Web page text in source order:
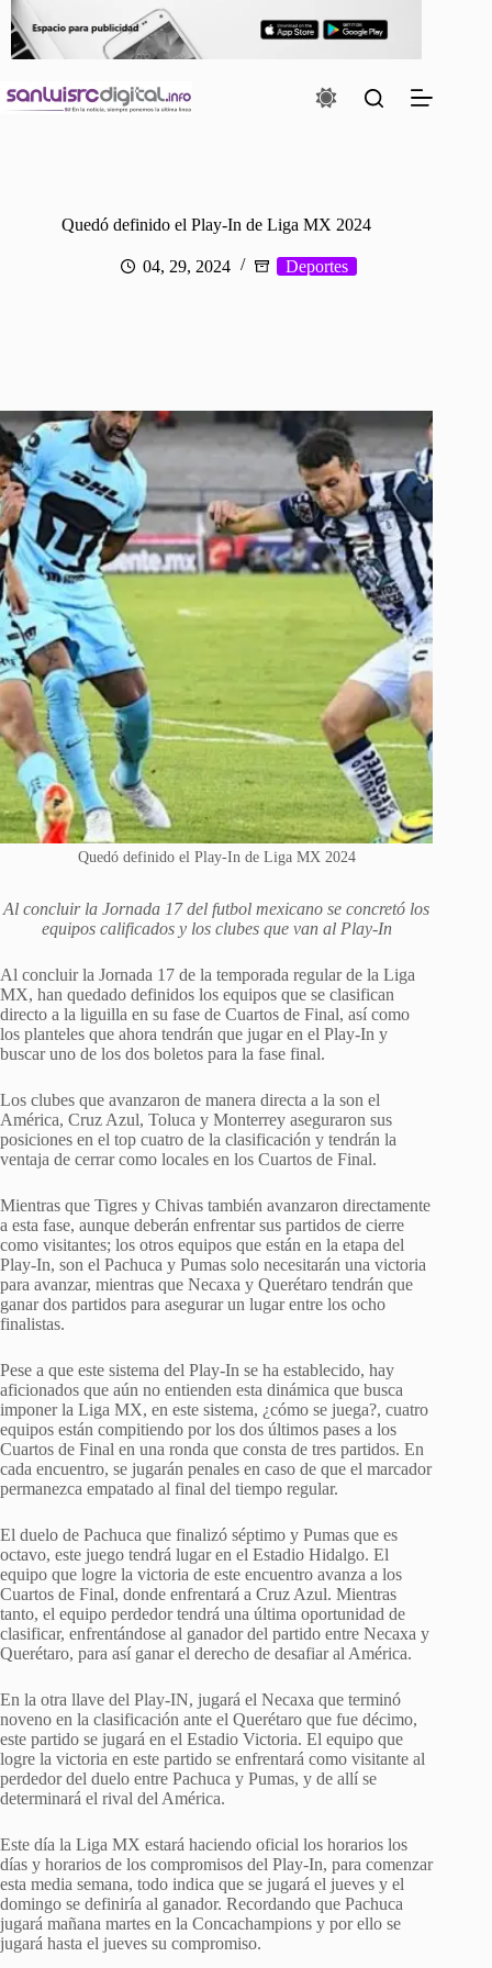
contenido
Quedó definido el Play-In de Liga MX 2024
04, 29, 2024 Deportes
Quedó definido el Play-In de Liga MX 2024
Al concluir la Jornada 17 del futbol mexicano se concretó los
equipos calificados y los clubes que van al Play-In
Al concluir la Jornada 17 de la temporada regular de la Liga
MX, han quedado definidos los equipos que se clasifican
directo a la liguilla en su fase de Cuartos de Final, así como
los planteles que ahora tendrán que jugar en el Play-In y
buscar uno de los dos boletos para la fase final.
Los clubes que avanzaron de manera directa a la son el
América, Cruz Azul, Toluca y Monterrey aseguraron sus
posiciones en el top cuatro de la clasificación y tendrán la
ventaja de cerrar como locales en los Cuartos de Final.
Mientras que Tigres y Chivas también avanzaron directamente
a esta fase, aunque deberán enfrentar sus partidos de cierre
como visitantes; los otros equipos que están en la etapa del
Play-In, son el Pachuca y Pumas solo necesitarán una victoria
para avanzar, mientras que Necaxa y Querétaro tendrán que
ganar dos partidos para asegurar un lugar entre los ocho
finalistas.
Pese a que este sistema del Play-In se ha establecido, hay
aficionados que aún no entienden esta dinámica que busca
imponer la Liga MX, en este sistema, ¿cómo se juega?, cuatro
equipos están compitiendo por los dos últimos pases a los
Cuartos de Final en una ronda que consta de tres partidos. En
cada encuentro, se jugarán penales en caso de que el marcador
permanezca empatado al final del tiempo regular.
El duelo de Pachuca que finalizó séptimo y Pumas que es
octavo, este juego tendrá lugar en el Estadio Hidalgo. El
equipo que logre la victoria de este encuentro avanza a los
Cuartos de Final, donde enfrentará a Cruz Azul. Mientras
tanto, el equipo perdedor tendrá una última oportunidad de
clasificar, enfrentándose al ganador del partido entre Necaxa y
Querétaro, para así ganar el derecho de desafiar al América.
En la otra llave del Play-IN, jugará el Necaxa que terminó
noveno en la clasificación ante el Querétaro que fue décimo,
este partido se jugará en el Estadio Victoria. El equipo que
logre la victoria en este partido se enfrentará como visitante al
perdedor del duelo entre Pachuca y Pumas, y de allí se
determinará el rival del América.
Este día la Liga MX estará haciendo oficial los horarios los
días y horarios de los compromisos del Play-In, para comenzar
esta media semana, todo indica que se jugará el jueves y el
domingo se definiría al ganador. Recordando que Pachuca
jugará mañana martes en la Concachampions y por ello se
jugará hasta el jueves su compromiso.